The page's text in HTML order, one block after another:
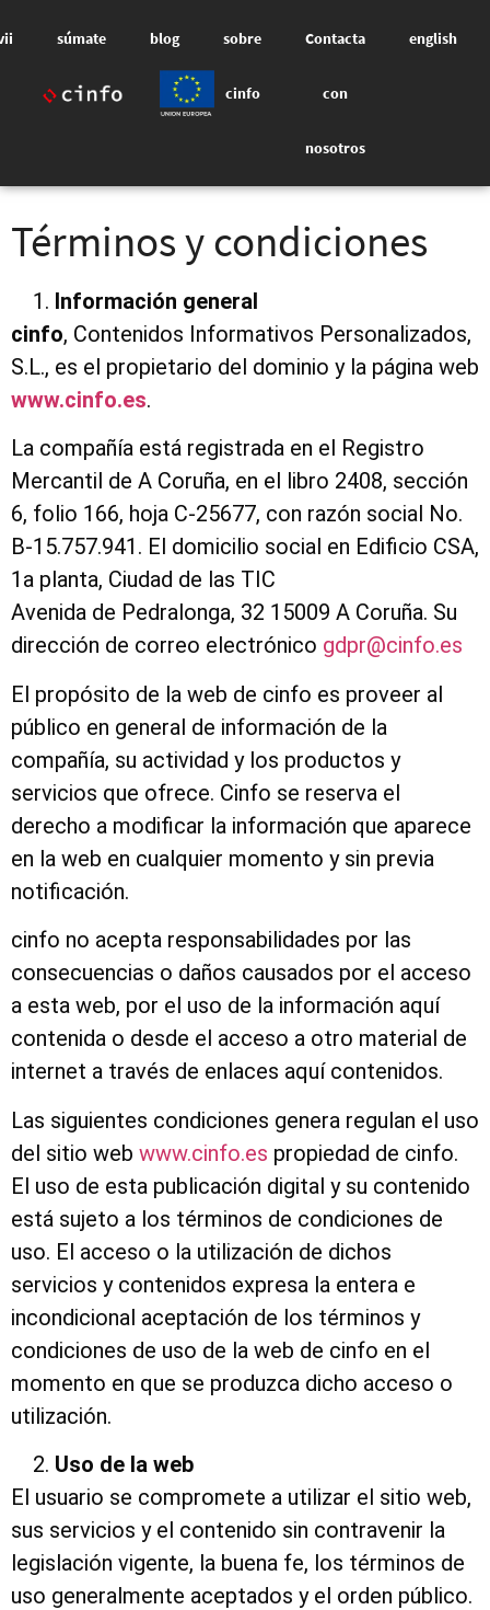
súmate blog sobre
cinfo
Contacta
con
nosotros
english
Términos y condiciones
Información general
cinfo, Contenidos Informativos Personalizados,
S.L., es el propietario del dominio y la página web
www.cinfo.es.
La compañía está registrada en el Registro
Mercantil de A Coruña, en el libro 2408, sección
6, folio 166, hoja C-25677, con razón social No.
B-15.757.941. El domicilio social en Edificio CSA,
1a planta, Ciudad de las TIC
Avenida de Pedralonga, 32 15009 A Coruña. Su
dirección de correo electrónico gdpr@cinfo.es
El propósito de la web de cinfo es proveer al
público en general de información de la
compañía, su actividad y los productos y
servicios que ofrece. Cinfo se reserva el
derecho a modificar la información que aparece
en la web en cualquier momento y sin previa
notificación.
cinfo no acepta responsabilidades por las
consecuencias o daños causados por el acceso
a esta web, por el uso de la información aquí
contenida o desde el acceso a otro material de
internet a través de enlaces aquí contenidos.
Las siguientes condiciones genera regulan el uso
del sitio web www.cinfo.es propiedad de cinfo.
El uso de esta publicación digital y su contenido
está sujeto a los términos de condiciones de
uso. El acceso o la utilización de dichos
servicios y contenidos expresa la entera e
incondicional aceptación de los términos y
condiciones de uso de la web de cinfo en el
momento en que se produzca dicho acceso o
utilización.
Uso de la web
El usuario se compromete a utilizar el sitio web,
sus servicios y el contenido sin contravenir la
legislación vigente, la buena fe, los términos de
uso generalmente aceptados y el orden público.